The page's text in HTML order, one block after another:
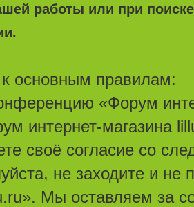
работы или при
основным правилам:
«Форум
интернет-магазина
своё согласие со
не заходите и
Мы оставляем за